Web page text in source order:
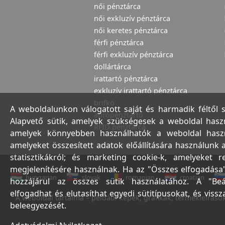
női pénztárca
női exkluzív pénztárca
női keretes pénztárca
férfi pénztárca
férfi exkluzív pénztárca
dollártárca
irattartó pénztárca
exkluzív irattartó pénztárca
brifkó
aprópénztartó
RFID pénztárca
hungarian slovak romanian croatian
A weboldal tartalma – például képek, grafikák,
A weboldalunkon válogatott saját és harmadik féltől
Alapvető sütik, amelyek szükségesek a weboldal
amelyek könnyebben használhatók a weboldal
amelyeket összesített adatok előállítására használunk
statisztikákról; és marketing cookie-k, amelyeket
megjelenítésére használnak. Ha az "Összes
hozzájárul az összes sütik használatához. A
elfogadhat és elutasíthat egyedi sütitípusokat, és
beleegyezését.